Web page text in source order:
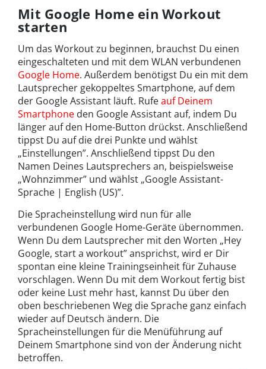
Mit Google Home ein Workout
starten
Um das Workout zu beginnen, brauchst Du einen
eingeschalteten und mit dem WLAN verbundenen
Google Home. Außerdem benötigst Du ein mit dem
Lautsprecher gekoppeltes Smartphone, auf dem
der Google Assistant läuft. Rufeauf Deinem
Smartphone den Google Assistant auf, indem Du
länger auf den Home-Button drückst. Anschließend
tippst Du auf die drei Punkte und wählst
„Einstellungen”. Anschließend tippst Du den
Namen Deines Lautsprechers an, beispielsweise
„Wohnzimmer” und wählst „Google Assistant-
Sprache | English (US)”.
Die Spracheinstellung wird nun für alle
verbundenen Google Home-Geräte übernommen.
Wenn Du dem Lautsprecher mit den Worten „Hey
Google, start a workout” ansprichst, wird er Dir
spontan eine kleine Trainingseinheit für Zuhause
vorschlagen. Wenn Du mit dem Workout fertig bist
oder keine Lust mehr hast, kannst Du über den
oben beschriebenen Weg die Sprache ganz einfach
wieder auf Deutsch ändern. Die
Spracheinstellungen für die Menüführung auf
Deinem Smartphone sind von der Änderung nicht
betroffen.